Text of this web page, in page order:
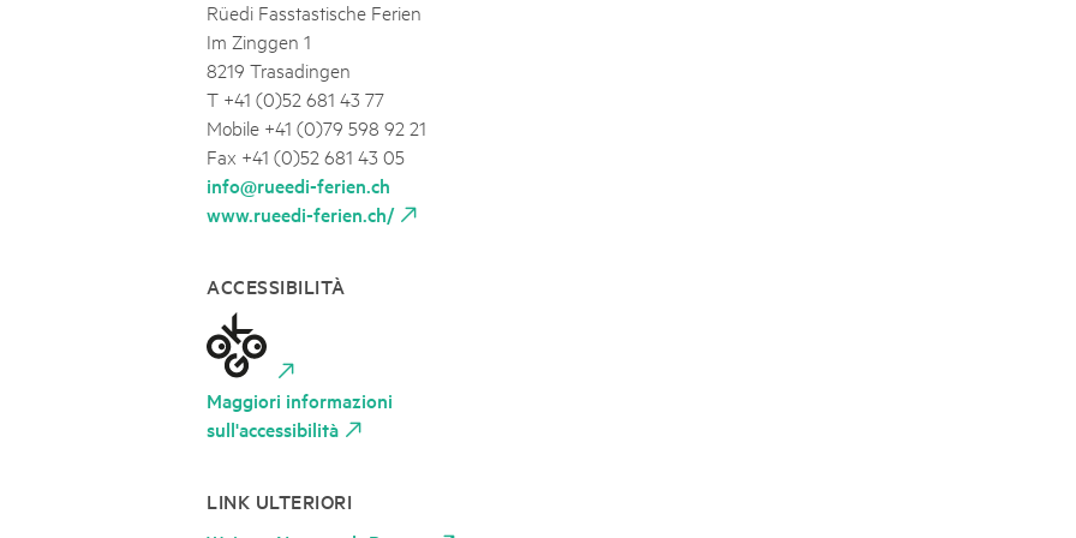
Rüedi Fasstastische Ferien
Im Zinggen 1
8219 Trasadingen
T +41 (0)52 681 43 77
Mobile +41 (0)79 598 92 21
Fax +41 (0)52 681 43 05
info@rueedi-ferien.ch
www.rueedi-ferien.ch/
ACCESSIBILITÀ
Maggiori informazioni
sull'accessibilità
LINK ULTERIORI